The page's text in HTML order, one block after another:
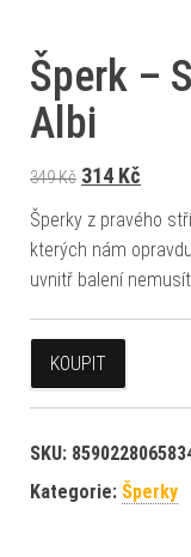
Šperk –
Albi
349Kč Původní
314 Kč
Šperky z pravého
kterých nám
uvnitř balení
KOUPIT
SKU:
Kategorie: Šperky